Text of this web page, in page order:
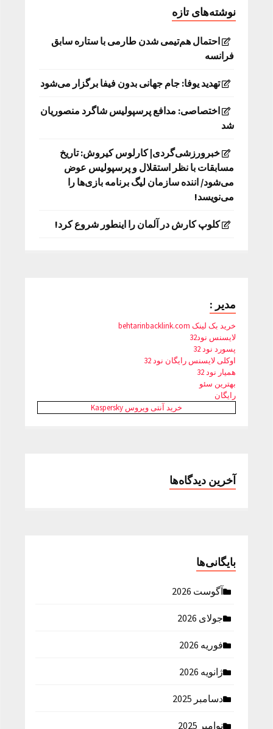
نوشته‌های تازه
احتمال هم‌تیمی شدن طارمی با ستاره سابق
فرانسه
تهدید یوفا: جام جهانی بدون فیفا برگزار می‌شود
اختصاصی: مدافع پرسپولیس شاگرد منصوریان
شد
خبرورزشی‌گردی| کارلوس کیروش: تاریخ
مسابقات با نظر استقلال و پرسپولیس عوض
می‌شود/ اننده سازمان لیگ برنامه بازی‌ها را
می‌نویسد!
کلوپ کارش در آلمان را اینطور شروع کرد!
مدیر :
خرید بک لینک behtarinbacklink.com
لایسنس نود32
پسورد نود 32
اوکلی لایسنس رایگان نود 32
همیار نود 32
بهترین سئو
رایگان
خرید آنتی ویروس Kaspersky
آخرین دیدگاه‌ها
بایگانی‌ها
آگوست 2026
جولای 2026
فوریه 2026
ژانویه 2026
دسامبر 2025
نوامبر 2025